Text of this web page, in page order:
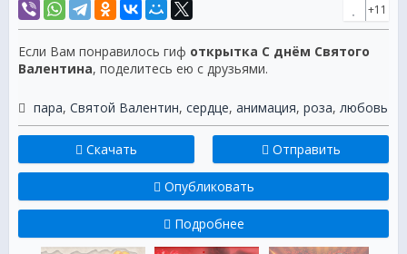
+11
Если Вам понравилось гиф открытка С днём Святого
Валентина, поделитесь ею с друзьями.
пара, Святой Валентин, сердце, анимация, роза, любовь
Скачать Отправить
Опубликовать
Подробнее